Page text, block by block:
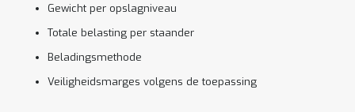
Gewicht per opslagniveau
Totale belasting per staander
Beladingsmethode
Veiligheidsmarges volgens de toepassing